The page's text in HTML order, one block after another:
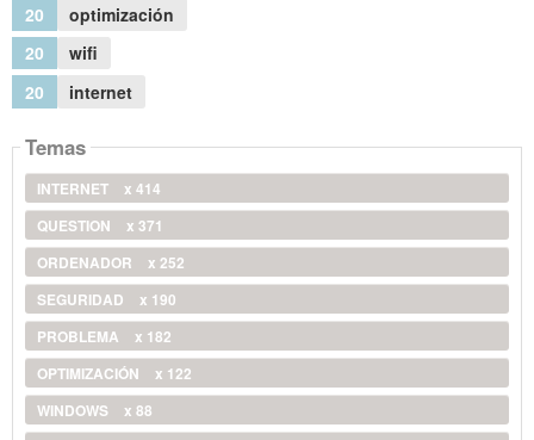
20
optimización
20
wifi
20
internet
Temas
INTERNET
x 414
QUESTION
x 371
ORDENADOR
x 252
SEGURIDAD
x 190
PROBLEMA
x 182
OPTIMIZACIÓN
x 122
WINDOWS
x 88